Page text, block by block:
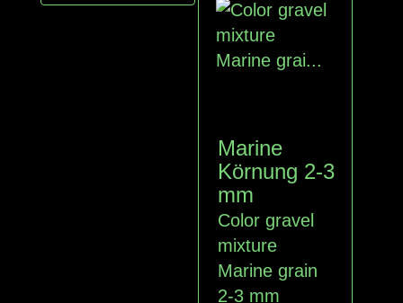
Marine
Körnung 2-3
mm
Color gravel
mixture
Marine grain
2-3 mm